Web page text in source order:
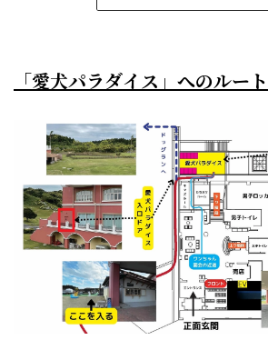
「愛犬パラダイス」へのルー